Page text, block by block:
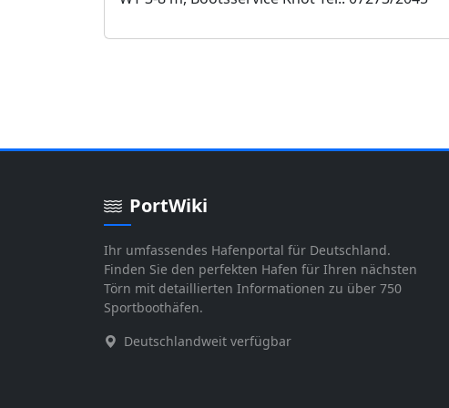
PortWiki
Ihr umfassendes Hafenportal für Deutschland.
Finden Sie den perfekten Hafen für Ihren nächsten
Törn mit detaillierten Informationen zu über 750
Sportboothäfen.
Deutschlandweit verfügbar